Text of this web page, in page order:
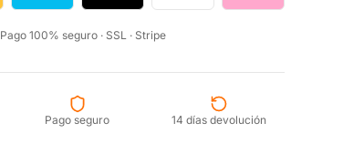
Pago 100% seguro · SSL · Stripe
Pago seguro 14 días devolución